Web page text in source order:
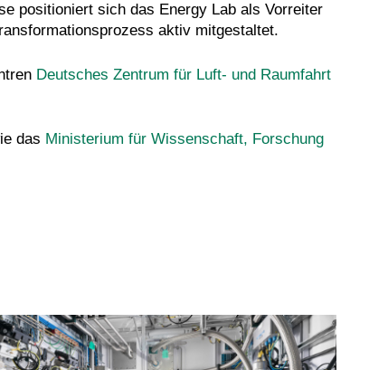
positioniert sich das Energy Lab als Vorreiter
aktiv mitgestaltet.
Deutsches Zentrum für Luft- und Raumfahrt
das Ministerium für Wissenschaft, Forschung